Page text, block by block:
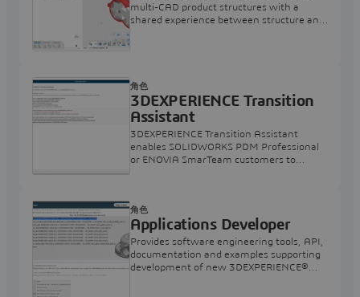
multi-CAD product structures with a
shared experience between structure and
3DEXPERIENCE Transition
Assistant
3DEXPERIENCE Transition Assistant
enables SOLIDWORKS PDM Professional
or ENOVIA SmarTeam customers to
角色
Applications Developer
Provides software engineering tools, API,
documentation and examples supporting
development of new 3DEXPERIENCE®
角色